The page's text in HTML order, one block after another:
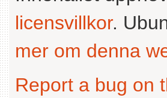
licensvillkor.
mer om denna
Report a bug on